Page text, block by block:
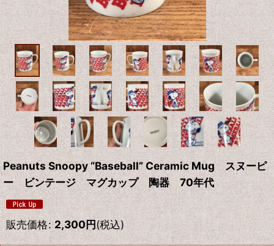
Peanuts Snoopy “Baseball” Ceramic Mug スヌーピ
ー ビンテージ マグカップ 陶器 70年代
販売価格: 2,300円(税込)